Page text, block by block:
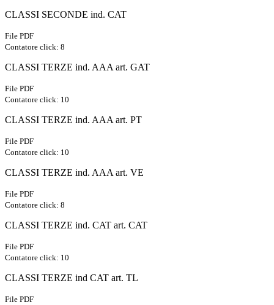
CLASSI SECONDE ind. CAT
File PDF
Contatore click: 8
CLASSI TERZE ind. AAA art. GAT
File PDF
Contatore click: 10
CLASSI TERZE ind. AAA art. PT
File PDF
Contatore click: 10
CLASSI TERZE ind. AAA art. VE
File PDF
Contatore click: 8
CLASSI TERZE ind. CAT art. CAT
File PDF
Contatore click: 10
CLASSI TERZE ind CAT art. TL
File PDF